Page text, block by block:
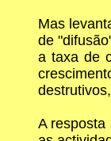
Mas
de
a taxa de
A